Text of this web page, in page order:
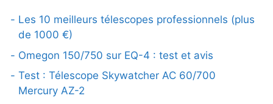
Les 10 meilleurs télescopes professionnels (plus
de 1000 €)
Omegon 150/750 sur EQ-4 : test et avis
Test : Télescope Skywatcher AC 60/700
Mercury AZ-2